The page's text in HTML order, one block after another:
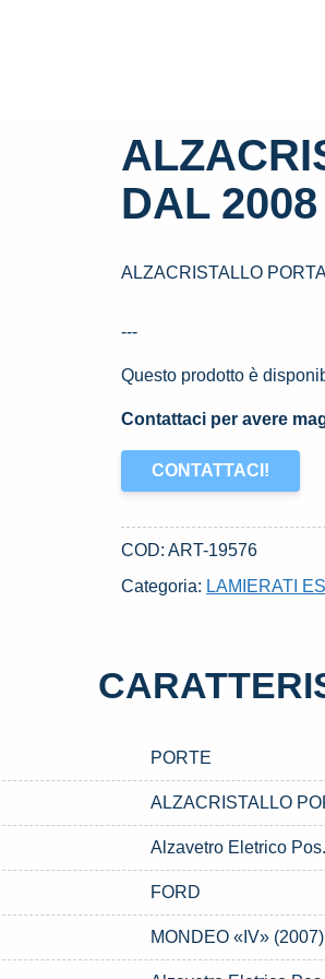
DAL
ALZACRISTALLO
---
Questo prodotto è
Contattaci per avere
CONTATTACI!
COD:ART-19576
Categoria: LAMIERATI
PORTE
ALZACRISTALLO
Alzavetro Eletrico
FORD
MONDEO «IV» (2007)